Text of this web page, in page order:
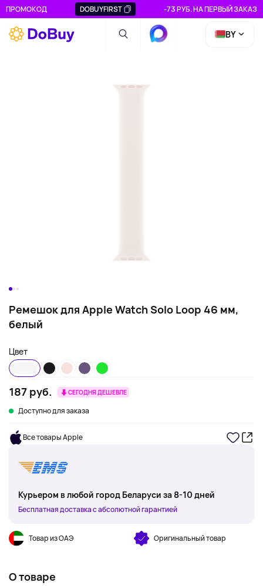
ПРОМОКОД DOBUYFIRST -73 РУБ. НА ПЕРВЫЙ ЗАКАЗ
BY
Ремешок для Apple Watch Solo Loop 46 мм,
белый
Цвет
187 руб. СЕГОДНЯ ДЕШЕВЛЕ
Доступно для заказа
Все товары Apple
Курьером в любой город Беларуси за 8-10 дней
Бесплатная доставка с абсолютной гарантией
Товар из ОАЭ Оригинальный товар
О товаре